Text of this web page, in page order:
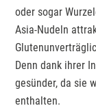
oder sogar
Asia-Nudeln
Denn dank ihrer
gesünder, da sie
enthalten.